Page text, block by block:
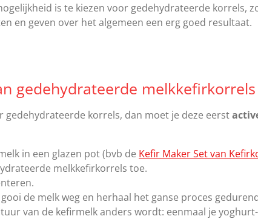
is te kiezen voor gedehydrateerde korrels,
en geven over het algemeen een erg goed resultaat.
gedehydrateerde melkkefirkorrels
gedehydrateerde korrels, dan moet je deze eerst
in een glazen pot (bvb de Kefir Maker Set van
melkkefirkorrels toe.
de melk weg en herhaal het ganse proces
van de kefirmelk anders wordt: eenmaal je